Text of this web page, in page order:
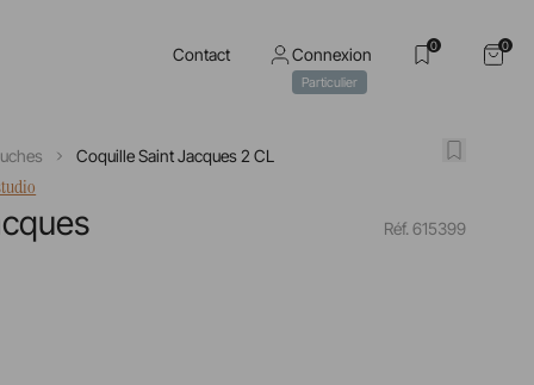
Contact Connexion
Particulier
0 0
Coquille Saint Jacques 2 CL
Réf. 615399